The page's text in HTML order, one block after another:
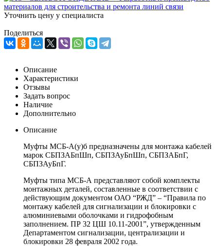
Уточнить цену у специалиста
Поделиться
Описание
Характеристики
Отзывы
Задать вопрос
Наличие
Дополнительно
Описание
Муфты МСБ-А(у)б предназначены для монтажа кабелей
марок СБПЗАБпШп, СБПЗАуБпШп, СБПЗАБпГ,
СБПЗАуБпГ.
Муфты типа МСБ-А представляют собой комплекты
монтажных деталей, составленные в соответствии с
действующим документом ОАО “РЖД” – “Правила по
монтажу кабелей для сигнализации и блокировки с
алюминиевыми оболочками и гидрофобным
заполнением. ПР 32 ЦШ 10.11-2001”, утвержденным
Департаментом сигнализации, централизации и
блокировки 28 февраля 2002 года.